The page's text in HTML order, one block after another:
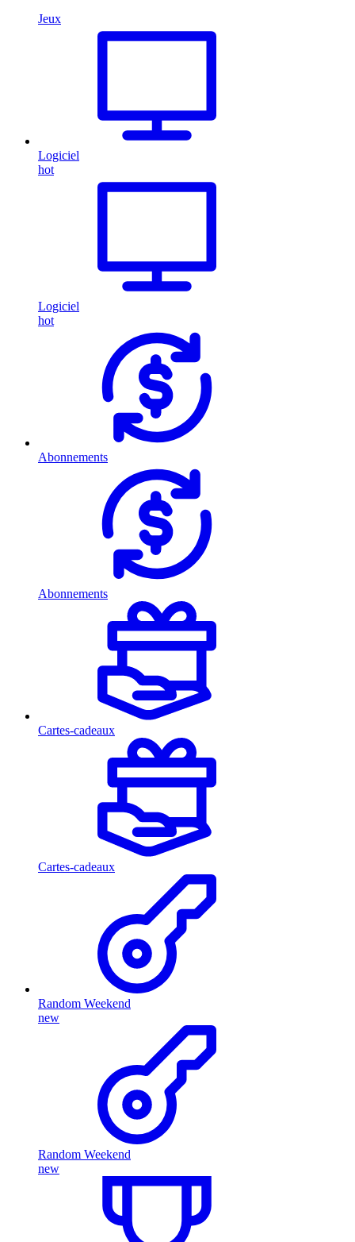
Jeux
Logiciel
hot
Logiciel
hot
Abonnements
Abonnements
Cartes-cadeaux
Cartes-cadeaux
Random Weekend
new
Random Weekend
new